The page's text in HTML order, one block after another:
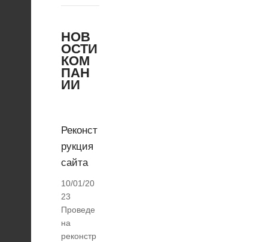
НОВ
ОСТИ
КОМ
ПАН
ИИ
Реконст
рукция
сайта
10/01/20
23
Проведе
на
реконстр